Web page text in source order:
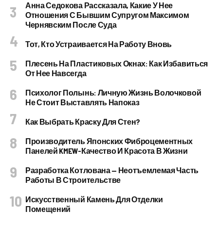
Анна Седокова Рассказала, Какие У Нее
Отношения С Бывшим Супругом Максимом
Чернявским После Суда
Тот, Кто Устраивается На Работу Вновь
Плесень На Пластиковых Окнах: Как Избавиться
От Нее Навсегда
Психолог Полынь: Личную Жизнь Волочковой
Не Стоит Выставлять Напоказ
Как Выбрать Краску Для Стен?
Производитель Японских Фиброцементных
Панелей KMEW-Качество И Красота В Жизни
Разработка Котлована — Неотъемлемая Часть
Работы В Строительстве
Искусственный Камень Для Отделки
Помещений